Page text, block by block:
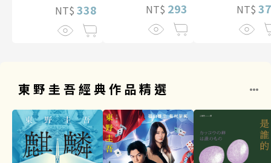
NT$ 338 NT$ 293 NT$
東野圭吾經典作品精選